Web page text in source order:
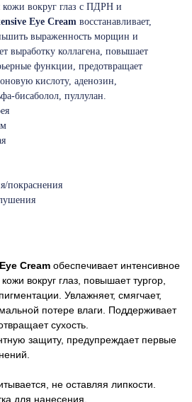
кожи вокруг глаз с ПДРН и
Eye Cream восстанавливает,
выраженность морщин и
выработку коллагена, повышает
функции, предотвращает
кислоту, аденозин,
бисаболол, пуллулан.
покраснения
Cream обеспечивает интенсивное
вокруг глаз, повышает тургор,
Увлажняет, смягчает,
потере влаги. Поддерживает
сухость.
защиту, предупреждает первые
не оставляя липкости.
для нанесения.